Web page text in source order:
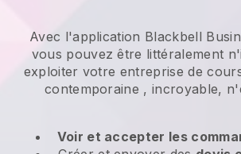
Avec l'application Blackbell
vous pouvez être littéralement
exploiter votre entreprise de
contemporaine , incroyable,
Voir et accepter les